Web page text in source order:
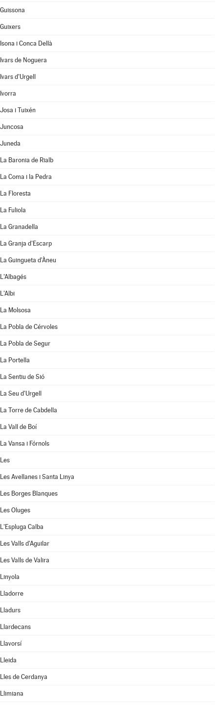
Guissona
Guixers
Isona i Conca Dellà
Ivars de Noguera
Ivars d'Urgell
Ivorra
Josa i Tuixén
Juncosa
Juneda
La Baronia de Rialb
La Coma i la Pedra
La Floresta
La Fuliola
La Granadella
La Granja d'Escarp
La Guingueta d'Àneu
L'Albagés
L'Albi
La Molsosa
La Pobla de Cérvoles
La Pobla de Segur
La Portella
La Sentiu de Sió
La Seu d'Urgell
La Torre de Cabdella
La Vall de Boí
La Vansa i Fórnols
Les
Les Avellanes i Santa Linya
Les Borges Blanques
Les Oluges
L'Espluga Calba
Les Valls d'Aguilar
Les Valls de Valira
Linyola
Lladorre
Lladurs
Llardecans
Llavorsí
Lleida
Lles de Cerdanya
Llimiana